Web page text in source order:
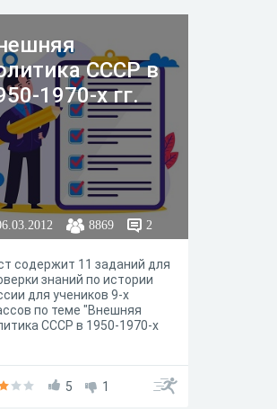
СССР в
1970-х гг.
8869 2
содержит 11 заданий для
знаний по истории
для учеников 9-х
по теме "Внешняя
СССР в 1950-1970-х
5 1